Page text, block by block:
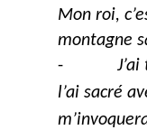
Mon roi,
montagne
-
l’ai sacré